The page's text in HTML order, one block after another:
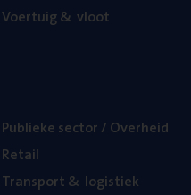
Voer­tuig& vloot
Publie­ke sec­tor / Overheid
Retail
Trans­port& logistiek